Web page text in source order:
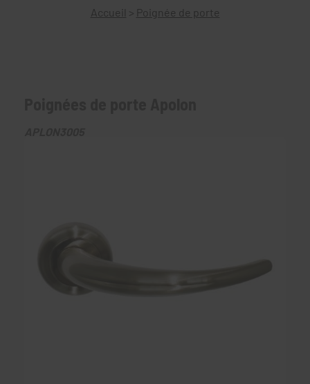
Accueil > Poignée de porte